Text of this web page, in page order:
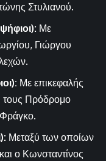
Στυλιανού.
Με
Γιώργου
Με επικεφαλής
τους Πρόδρομο
Μεταξύ των οποίων
ο Κωνσταντίνος